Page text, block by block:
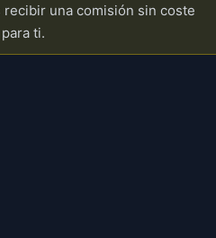
recibir una comisión sin coste
ti.